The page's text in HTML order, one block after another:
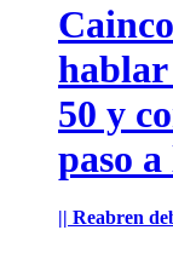
hablar
50 y
paso
|| Reabren